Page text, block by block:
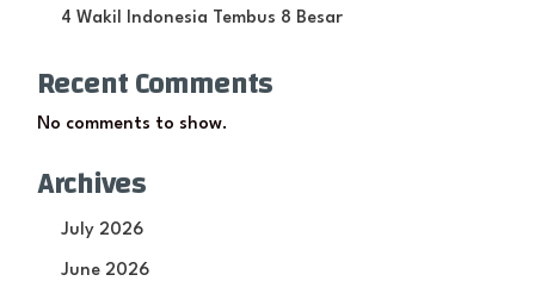
4 Wakil Indonesia Tembus 8 Besar
Recent Comments
No comments to show.
Archives
July 2026
June 2026